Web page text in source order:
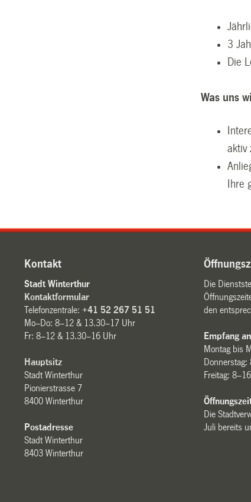
3
Die
Was uns
aktiv
Ihre
Kontakt
Stadt Winterthur
Kontaktformular
Telefonzentrale:+41 52 267 51 51
Mo–Do: 8–12 & 13.30–17 Uhr
Fr: 8–12 & 13.30–16 Uhr
Hauptsitz
Stadt Winterthur
Pionierstrasse 7
8400 Winterthur
Postadresse
Stadt Winterthur
8403 Winterthur
Die
den
Empfang
Montag bis
Freitag:
Die
Juli bereits